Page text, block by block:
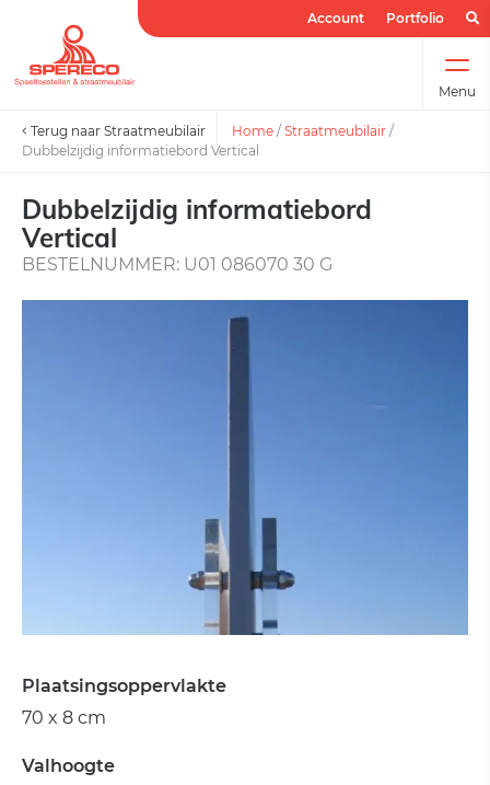
Account Portfolio
Menu
Terug naar Straatmeubilair Home / Straatmeubilair /
Dubbelzijdig informatiebord Vertical
Dubbelzijdig informatiebord
Vertical
BESTELNUMMER: U01 086070 30 G
Plaatsingsoppervlakte
70 x 8 cm
Valhoogte